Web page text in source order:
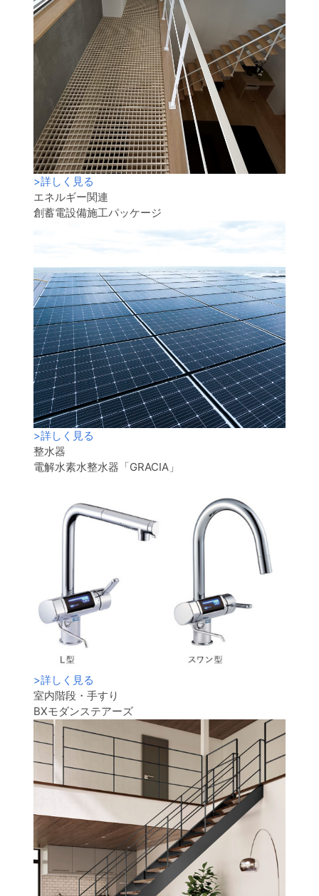
>詳しく見る
エネルギー関連
創蓄電設備施工パッケージ
>詳しく見る
整水器
電解水素水整水器「GRACIA」
>詳しく見る
室内階段・手すり
BXモダンステアーズ